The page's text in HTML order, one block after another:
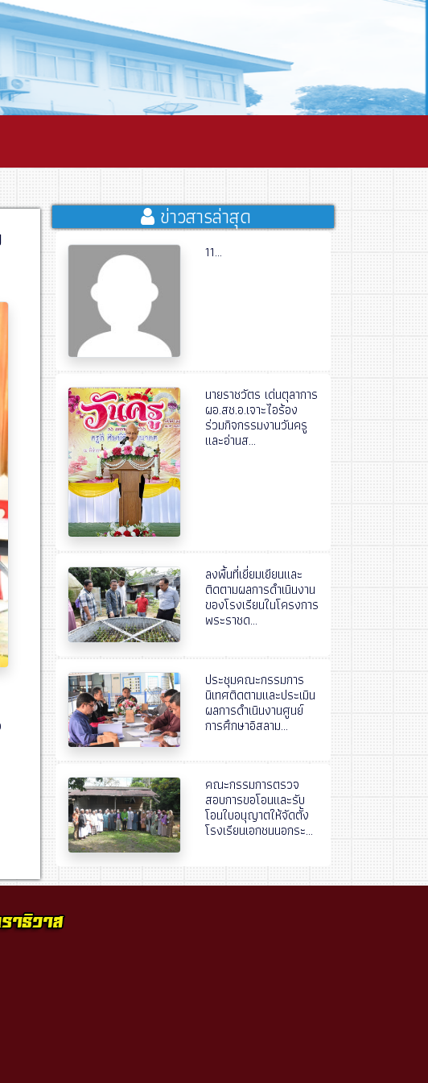
ข่าวสารล่าสุด
11...
นายราชวัตร เด่นตุลาการ
ผอ.สช.อ.เจาะไอร้อง
ร่วมกิจกรรมงานวันครู
และอ่านส...
ลงพื้นที่เยี่ยมเยียนและ
ติดตามผลการดำเนินงาน
ของโรงเรียนในโครงการ
พระราชด...
ประชุมคณะกรรมการ
นิเทศติดตามและประเมิน
ผลการดำเนินงานศูนย์
การศึกษาอิสลาม...
คณะกรรมการตรวจ
สอบการขอโอนและรับ
โอนใบอนุญาตให้จัดตั้ง
โรงเรียนเอกชนนอกระ...